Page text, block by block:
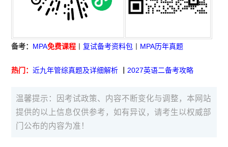
备考： MPA免费课程 丨复试备考资料包 MPA历年真题
热门：近九年管综真题及详细解析 2027英语二备考攻略
温馨提示：因考试政策、内容不断变化与调整，本网站
提供的以上信息仅供参考，如有异议，请考生以权威部
门公布的内容为准！